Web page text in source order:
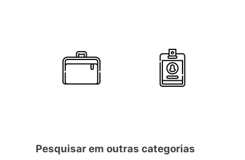
Pesquisar em outras categorias